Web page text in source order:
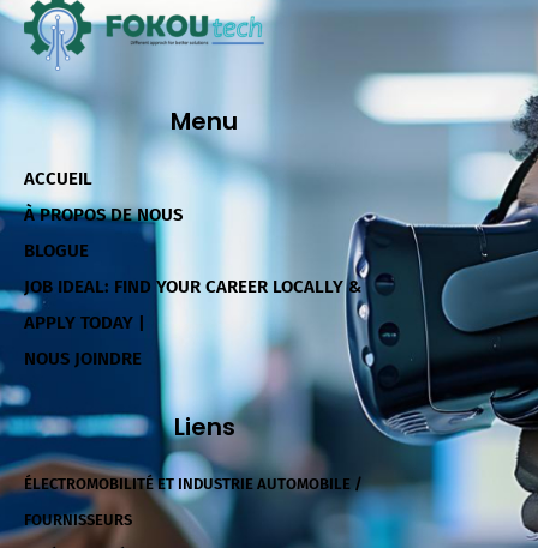
Menu
ACCUEIL
À PROPOS DE NOUS
BLOGUE
JOB IDEAL: FIND YOUR CAREER LOCALLY &
APPLY TODAY |
NOUS JOINDRE
Liens
ÉLECTROMOBILITÉ ET INDUSTRIE AUTOMOBILE /
FOURNISSEURS